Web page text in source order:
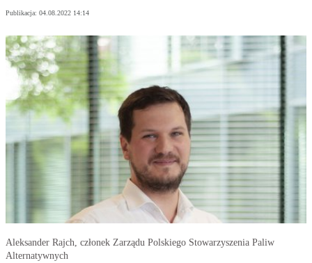
Publikacja: 04.08.2022 14:14
Aleksander Rajch, członek Zarządu Polskiego Stowarzyszenia Paliw
Alternatywnych